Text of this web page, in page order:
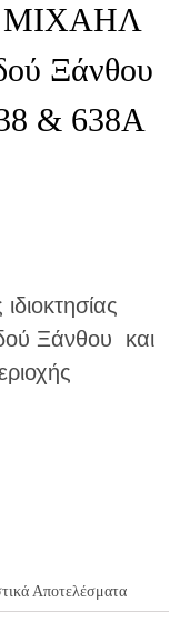
ΜΙΧΑΗΛ
Ξάνθου
& 638Α
Ξάνθου και
Αποτελέσματα